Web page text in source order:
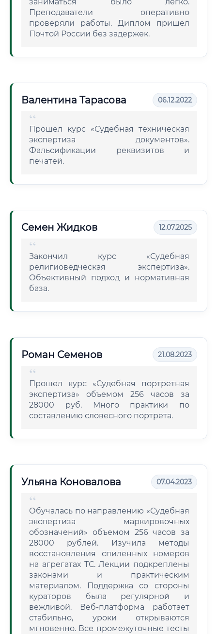
Преподаватели оперативно
проверяли работы. Диплом пришел
Почтой России без задержек.
Валентина Тарасова 06.12.2022
Прошел курс «Судебная техническая
экспертиза документов».
Фальсификации реквизитов и
печатей.
Семен Жидков 12.07.2025
Закончил курс «Судебная
религиоведческая экспертиза».
Объективный подход и нормативная
база.
Роман Семенов 21.08.2023
Прошел курс «Судебная портретная
экспертиза» объемом 256 часов за
28000 руб. Много практики по
составлению словесного портрета.
Ульяна Коновалова 07.04.2023
Обучалась по направлению «Судебная
экспертиза маркировочных
обозначений» объемом 256 часов за
28000 рублей. Изучила методы
восстановления спиленных номеров
на агрегатах ТС. Лекции подкреплены
законами и практическим
материалом. Поддержка со стороны
кураторов была регулярной и
вежливой. Веб-платформа работает
стабильно, уроки открываются
мгновенно. Все промежуточные тесты